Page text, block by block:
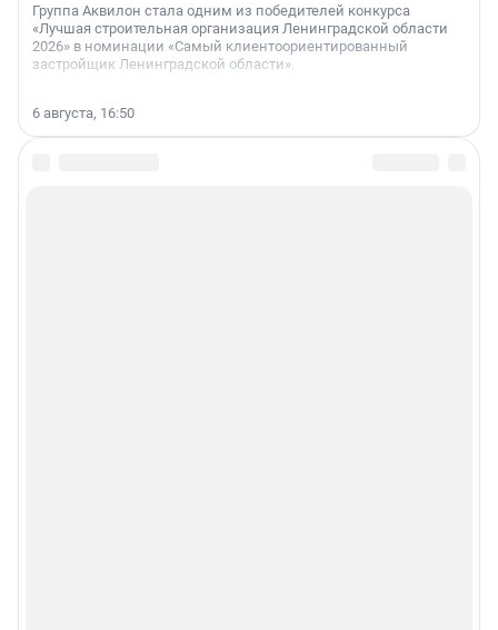
Группа Аквилон стала одним из победителей конкурса
«Лучшая строительная организация Ленинградской области
2026» в номинации «Самый клиентоориентированный
застройщик Ленинградской области».
6 августа, 16:50